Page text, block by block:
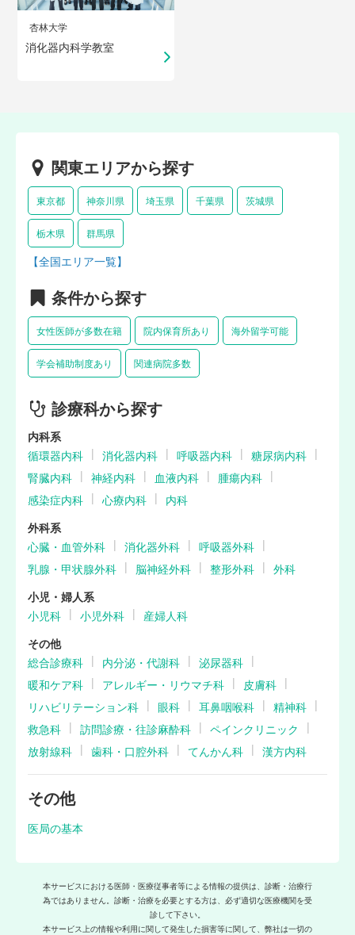
杏林大学
消化器内科学教室
関東エリアから探す
東京都 神奈川県 埼玉県 千葉県 茨城県
栃木県 群馬県
【全国エリア一覧】
条件から探す
女性医師が多数在籍 院内保育所あり 海外留学可能
学会補助制度あり 関連病院多数
診療科から探す
内科系
循環器内科
消化器内科 呼吸器内科
糖尿病内科
腎臓内科
神経内科 血液内科
腫瘍内科
感染症内科
心療内科
内科
外科系
心臓・血管外科
消化器外科
呼吸器外科
乳腺・甲状腺外科
脳神経外科 整形外科
外科
小児・婦人系
小児科
小児外科
産婦人科
その他
総合診療科
内分泌・代謝科
泌尿器科
暖和ケア科
アレルギー・リウマチ科
皮膚科
リハビリテーション科
眼科 耳鼻咽喉科
精神科
救急科
訪問診療・往診麻酔科
ペインクリニック
放射線科
歯科・口腔外科 てんかん科 漢方内科
その他
医局の基本
本サービスにおける医師・医療従事者等による情報の提供は、診断・治療行
為ではありません。診断・治療を必要とする方は、必ず適切な医療機関を受
診して下さい。
本サービス上の情報や利用に関して発生した損害等に関して、弊社は一切の